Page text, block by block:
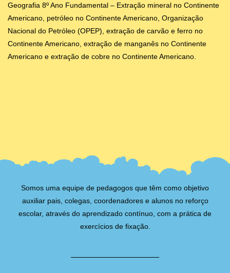
Geografia 8º Ano Fundamental – Extração mineral no Continente
Americano, petróleo no Continente Americano, Organização
Nacional do Petróleo (OPEP), extração de carvão e ferro no
Continente Americano, extração de manganês no Continente
Americano e extração de cobre no Continente Americano.
Somos uma equipe de pedagogos que têm como objetivo
auxiliar pais, colegas, coordenadores e alunos no reforço
escolar, através do aprendizado contínuo, com a prática de
exercícios de fixação.